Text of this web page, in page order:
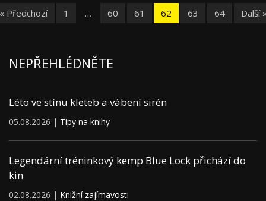
Předchozí 1 … 60 61 62 63 64 Další
NEPŘEHLÉDNĚTE
Léto ve stínu kleteb a vábení sirén
05.08.2026 | Tipy na knihy
Legendární tréninkový kemp Blue Lock přichází do
kin
02.08.2026 | Knižní zajímavosti